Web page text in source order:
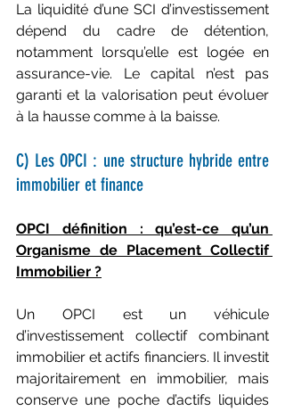
La liquidité d’une SCI d’investissement
dépend du cadre de détention,
notamment lorsqu’elle est logée en
assurance-vie. Le capital n’est pas
garanti et la valorisation peut évoluer
à la hausse comme à la baisse.
C) Les OPCI : une structure hybride entre
immobilier et finance
OPCI définition : qu’est-ce qu’un
Organisme de Placement Collectif
Immobilier ?
Un OPCI est un véhicule
d’investissement collectif combinant
immobilier et actifs financiers. Il investit
majoritairement en immobilier, mais
conserve une poche d’actifs liquides